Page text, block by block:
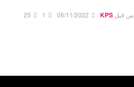
من قبل KPS
06/11/2022
1
25